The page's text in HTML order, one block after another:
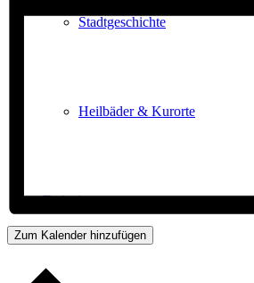
Stadtgeschichte
Heilbäder & Kurorte
Freizeit
Zum Kalender hinzufügen